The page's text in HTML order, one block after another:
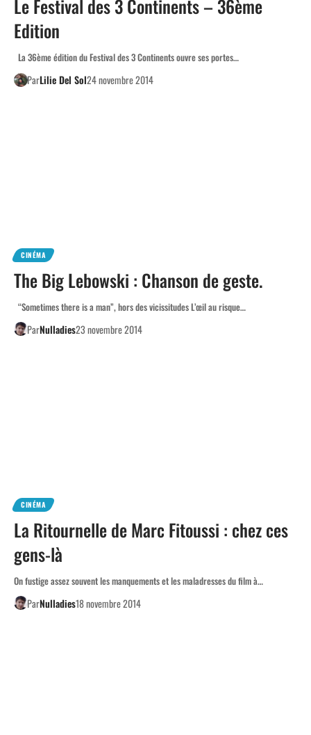
Le Festival des 3 Continents – 36ème
Edition
La 36ème édition du Festival des 3 Continents ouvre ses portes…
ParLilie Del Sol24 novembre 2014
CINÉMA
The Big Lebowski : Chanson de geste.
“Sometimes there is a man”, hors des vicissitudes L’œil au risque…
ParNulladies23 novembre 2014
CINÉMA
La Ritournelle de Marc Fitoussi : chez ces
gens-là
On fustige assez souvent les manquements et les maladresses du film à…
ParNulladies18 novembre 2014